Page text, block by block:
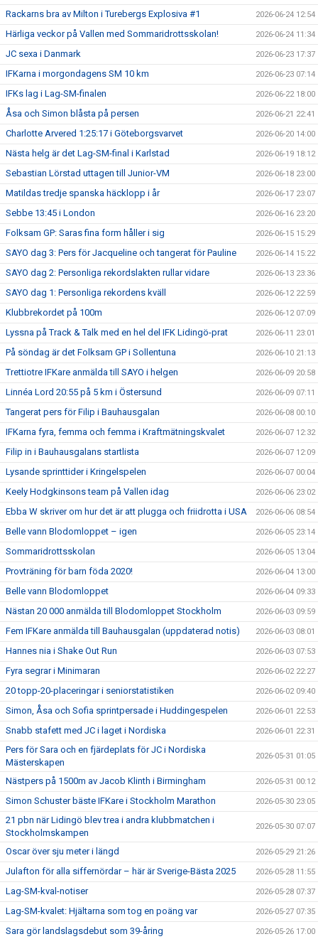
Rackarns bra av Milton i Turebergs Explosiva #1 2026-06-24 12:54
Härliga veckor på Vallen med Sommaridrottsskolan! 2026-06-24 11:34
JC sexa i Danmark 2026-06-23 17:37
IFKarna i morgondagens SM 10 km 2026-06-23 07:14
IFKs lag i Lag-SM-finalen 2026-06-22 18:00
Åsa och Simon blåsta på persen 2026-06-21 22:41
Charlotte Arvered 1:25:17 i Göteborgsvarvet 2026-06-20 14:00
Nästa helg är det Lag-SM-final i Karlstad 2026-06-19 18:12
Sebastian Lörstad uttagen till Junior-VM 2026-06-18 23:00
Matildas tredje spanska häcklopp i år 2026-06-17 23:07
Sebbe 13:45 i London 2026-06-16 23:20
Folksam GP: Saras fina form håller i sig 2026-06-15 15:29
SAYO dag 3: Pers för Jacqueline och tangerat för Pauline 2026-06-14 15:22
SAYO dag 2: Personliga rekordslakten rullar vidare 2026-06-13 23:36
SAYO dag 1: Personliga rekordens kväll 2026-06-12 22:59
Klubbrekordet på 100m 2026-06-12 07:09
Lyssna på Track & Talk med en hel del IFK Lidingö-prat 2026-06-11 23:01
På söndag är det Folksam GP i Sollentuna 2026-06-10 21:13
Trettiotre IFKare anmälda till SAYO i helgen 2026-06-09 20:58
Linnéa Lord 20:55 på 5 km i Östersund 2026-06-09 07:11
Tangerat pers för Filip i Bauhausgalan 2026-06-08 00:10
IFKarna fyra, femma och femma i Kraftmätningskvalet 2026-06-07 12:32
Filip in i Bauhausgalans startlista 2026-06-07 12:09
Lysande sprinttider i Kringelspelen 2026-06-07 00:04
Keely Hodgkinsons team på Vallen idag 2026-06-06 23:02
Ebba W skriver om hur det är att plugga och friidrotta i USA 2026-06-06 08:54
Belle vann Blodomloppet – igen 2026-06-05 23:14
Sommaridrottsskolan 2026-06-05 13:04
Provträning för barn föda 2020! 2026-06-04 13:00
Belle vann Blodomloppet 2026-06-04 09:33
Nästan 20 000 anmälda till Blodomloppet Stockholm 2026-06-03 09:59
Fem IFKare anmälda till Bauhausgalan (uppdaterad notis) 2026-06-03 08:01
Hannes nia i Shake Out Run 2026-06-03 07:53
Fyra segrar i Minimaran 2026-06-02 22:27
20 topp-20-placeringar i seniorstatistiken 2026-06-02 09:40
Simon, Åsa och Sofia sprintpersade i Huddingespelen 2026-06-01 22:53
Snabb stafett med JC i laget i Nordiska 2026-06-01 22:31
Pers för Sara och en fjärdeplats för JC i Nordiska
Mästerskapen
2026-05-31 01:05
Nästpers på 1500m av Jacob Klinth i Birmingham 2026-05-31 00:12
Simon Schuster bäste IFKare i Stockholm Marathon 2026-05-30 23:05
21 pbn när Lidingö blev trea i andra klubbmatchen i
Stockholmskampen
2026-05-30 07:07
Oscar över sju meter i längd 2026-05-29 21:26
Julafton för alla siffernördar – här är Sverige-Bästa 2025 2026-05-28 11:55
Lag-SM-kval-notiser 2026-05-28 07:37
Lag-SM-kvalet: Hjältarna som tog en poäng var 2026-05-27 07:35
Sara gör landslagsdebut som 39-åring 2026-05-26 17:00